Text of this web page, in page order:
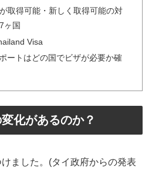
取得可能・新しく取得可能の対
ヶ国
Visa
ートはどの国でビザが必要か確
化があるのか？
ました。(タイ政府からの発表